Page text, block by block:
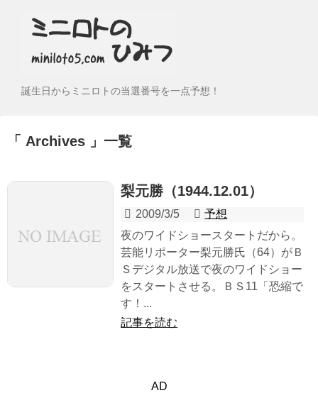
誕生日からミニロトの当選番号を一点予想！
Archives 一覧
梨元勝（1944.12.01）
2009/3/5
予想
夜のワイドショースタートだから。
芸能リポーター梨元勝氏（64）がＢ
Ｓデジタル放送で夜のワイドショー
をスタートさせる。ＢＳ11「恐縮で
す！...
記事を読む
AD